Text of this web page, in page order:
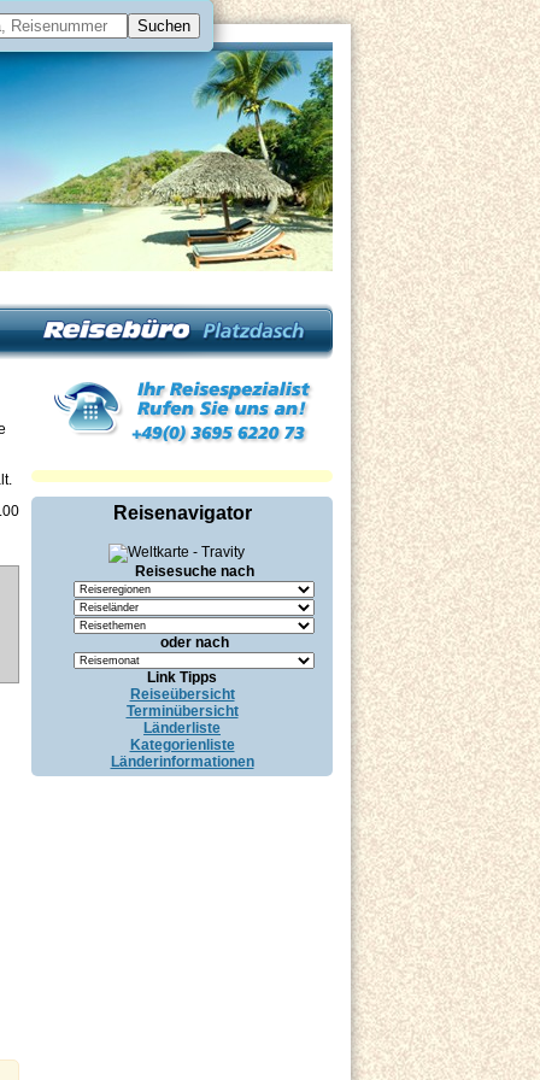
Reisenavigator
Reisesuche nach
oder nach
Link Tipps
Reiseübersicht
Terminübersicht
Länderliste
Kategorienliste
Länderinformationen